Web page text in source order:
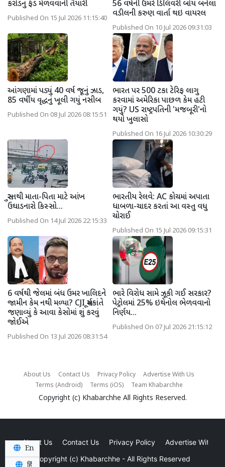
કરોડનું ફંડ મેળવવાની તૈયારી
Published On 15 Jul 2026 11:15:40
56 વર્ષની ઉંમરે ડિલિવરી બોય બનેલા
વડીલની કરુણ વાર્તા થઇ વાયરલ
Published On 10 Jul 2026 09:31:03
આંગણામાં પડ્યું 40 વર્ષ જૂનું ઝાડ,
85 વર્ષીય વૃદ્ધનું ખૂલી ગયું નસીબ
Published On 08 Jul 2026 08:15:51
ભારત પર 500 ટકા ટેરિફ લાગુ
કરવામાં અમેરિકા પાછળ કેમ હટી
ગયું? US રાષ્ટ્રપતિની 'મજબૂરી'નો
થયો ખુલાસો
Published On 16 Jul 2026 10:30:29
સુરતથી માતા-પિતા માટે આંખ
ઉઘાડનારો કિસ્સો...
Published On 14 Jul 2026 22:15:33
ભારતીય રેલવે: AC કોચમાં અપાતા
ધાબળા-ચાદર કરતાં આ વસ્તુ વધુ
ચોરાઈ
Published On 15 Jul 2026 09:15:31
6 વર્ષથી જેલમાં બંધ ઉમર ખાલિદને
જામીન કેમ નથી મળ્યા? CJI સૂર્યકાંતે
જણાવ્યું કે આવા કેસોમાં શું કરવું
જોઈએ
Published On 13 Jul 2026 08:31:54
ભારે વિરોધ સામે ઝૂકી ગઈ સરકાર?
પેટ્રોલમાં 25% ઇથેનોલ ભેળવવાનો
નિર્ણય...
Published On 07 Jul 2026 21:15:12
About Us Contact Us Privacy Policy
Advertise With Us
Terms (Android)
Terms (iOS) Team Khabarchhe
Copyright (c) Khabarchhe All Rights Reserved.
About Us Contact Us Privacy Policy
Advertise With Us
Copyright (c) Khabarchhe - All Rights Reserved
En
हिं